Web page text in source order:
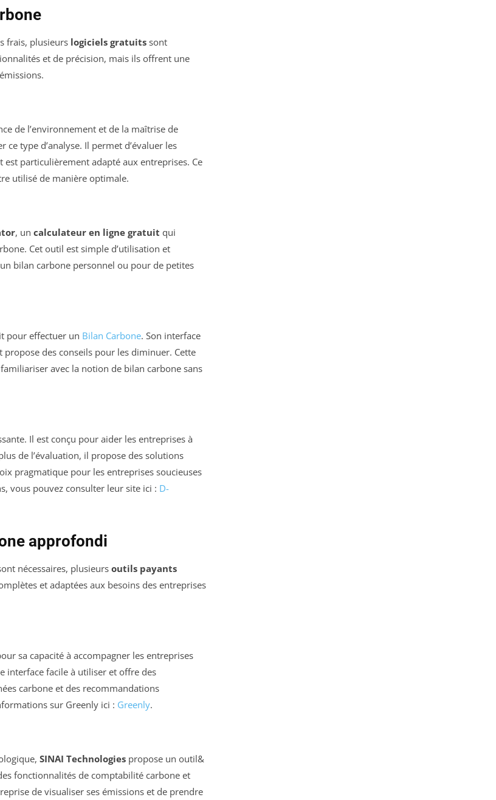
frais, plusieurs logiciels gratuits sont
et de précision, mais ils offrent une
de l’environnement et de la maîtrise de
ce type d’analyse. Il permet d’évaluer les
particulièrement adapté aux entreprises. Ce
utilisé de manière optimale.
, un calculateur en ligne gratuit qui
Cet outil est simple d’utilisation et
bilan carbone personnel ou pour de petites
pour effectuer un Bilan Carbone. Son interface
des conseils pour les diminuer. Cette
avec la notion de bilan carbone sans
Il est conçu pour aider les entreprises à
de l’évaluation, il propose des solutions
pragmatique pour les entreprises soucieuses
vous pouvez consulter leur site ici : D-
approfondi
nécessaires, plusieurs outils payants
et adaptées aux besoins des entreprises
sa capacité à accompagner les entreprises
interface facile à utiliser et offre des
carbone et des recommandations
sur Greenly ici : Greenly.
SINAI Technologies propose un outil&
fonctionnalités de comptabilité carbone et
de visualiser ses émissions et de prendre